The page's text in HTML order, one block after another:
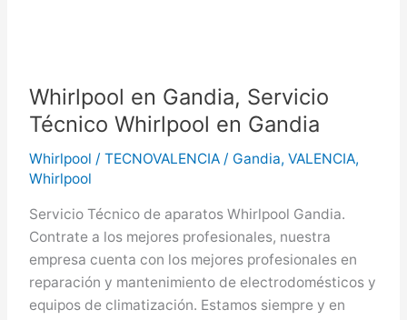
Whirlpool en Gandia, Servicio
Técnico Whirlpool en Gandia
Whirlpool / TECNOVALENCIA / Gandia, VALENCIA,
Whirlpool
Servicio Técnico de aparatos Whirlpool Gandia.
Contrate a los mejores profesionales, nuestra
empresa cuenta con los mejores profesionales en
reparación y mantenimiento de electrodomésticos y
equipos de climatización. Estamos siempre y en